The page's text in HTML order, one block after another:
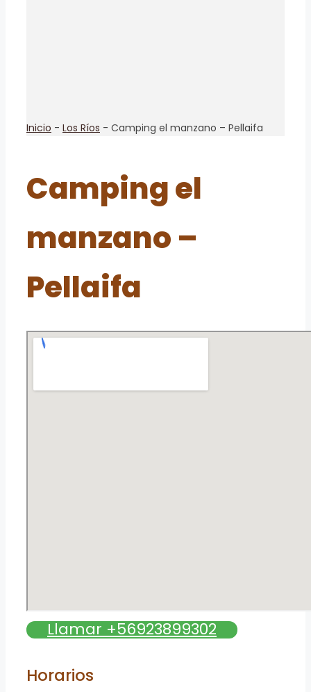
Inicio - Los Ríos - Camping el manzano – Pellaifa
Camping el
manzano –
Pellaifa
Llamar +56923899302
Horarios